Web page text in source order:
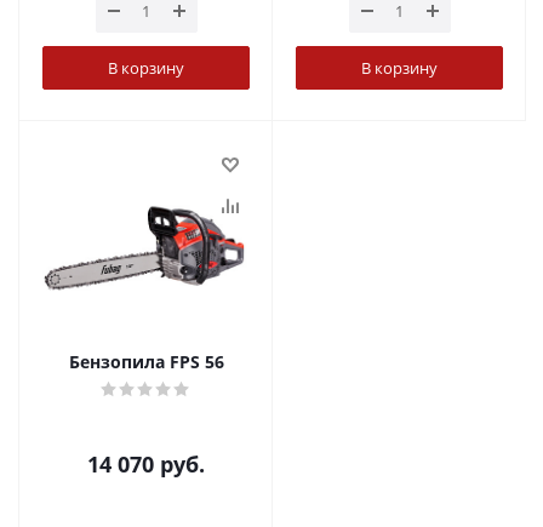
В корзину В корзину
Бензопила FPS 56
14 070 руб.